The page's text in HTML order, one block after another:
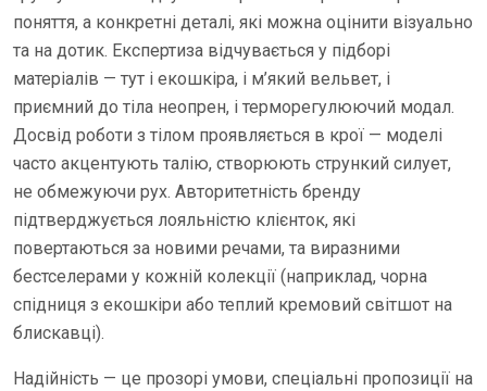
поняття, а конкретні деталі, які можна оцінити візуально
та на дотик. Експертиза відчувається у підборі
матеріалів — тут і екошкіра, і м’який вельвет, і
приємний до тіла неопрен, і терморегулюючий модал.
Досвід роботи з тілом проявляється в крої — моделі
часто акцентують талію, створюють стрункий силует,
не обмежуючи рух. Авторитетність бренду
підтверджується лояльністю клієнток, які
повертаються за новими речами, та виразними
бестселерами у кожній колекції (наприклад, чорна
спідниця з екошкіри або теплий кремовий світшот на
блискавці).
Надійність — це прозорі умови, спеціальні пропозиції на